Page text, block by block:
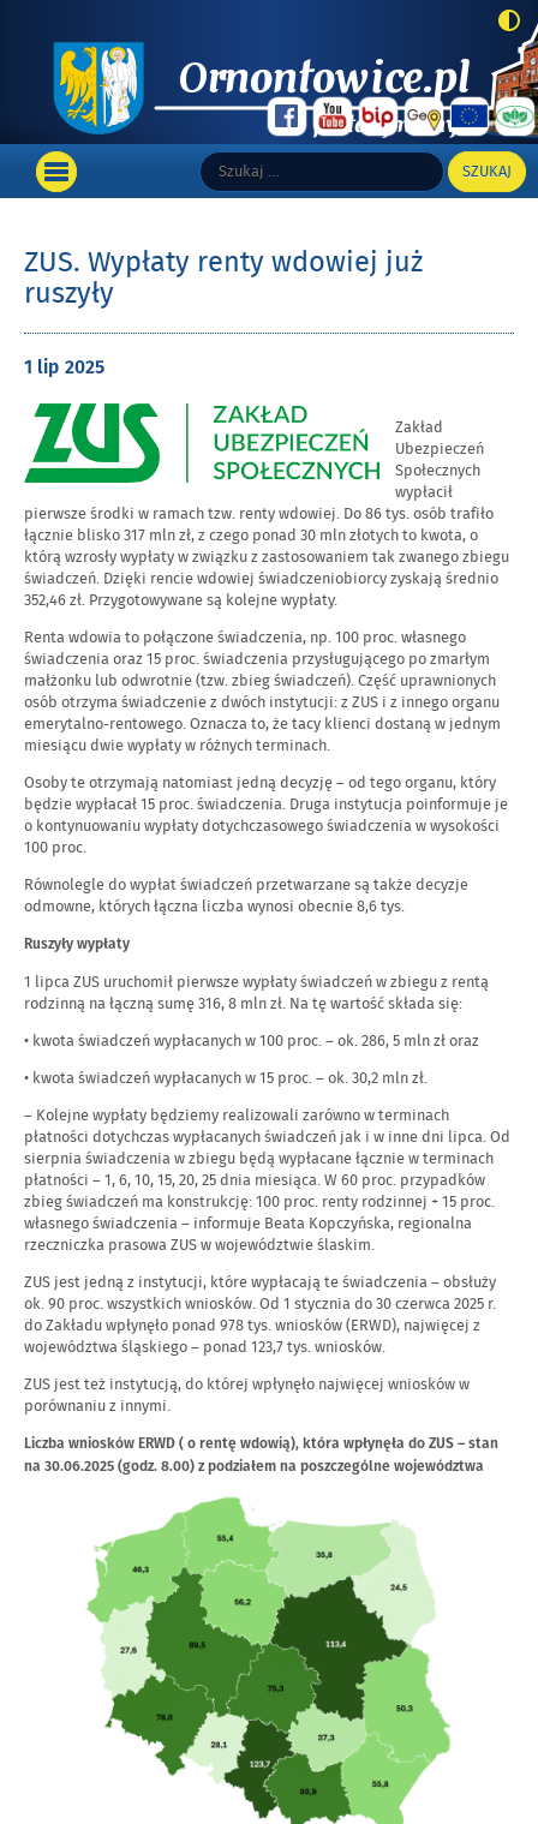
Portal informacyjny Gminy Ornontowice
Wyszukiwarka
Szukaj:
Top
MainOTWÓRZ
MENU
ZUS. Wypłaty renty wdowiej już
ruszyły
Opublikowano
dniu
1 lip 2025
Zakład
Ubezpieczeń
Społecznych
wypłacił
pierwsze środki w ramach tzw. renty wdowiej. Do 86 tys. osób trafiło
łącznie blisko 317 mln zł, z czego ponad 30 mln złotych to kwota, o
którą wzrosły wypłaty w związku z zastosowaniem tak zwanego zbiegu
świadczeń. Dzięki rencie wdowiej świadczeniobiorcy zyskają średnio
352,46 zł. Przygotowywane są kolejne wypłaty.
Renta wdowia to połączone świadczenia, np. 100 proc. własnego
świadczenia oraz 15 proc. świadczenia przysługującego po zmarłym
małżonku lub odwrotnie (tzw. zbieg świadczeń). Część uprawnionych
osób otrzyma świadczenie z dwóch instytucji: z ZUS i z innego organu
emerytalno-rentowego. Oznacza to, że tacy klienci dostaną w jednym
miesiącu dwie wypłaty w różnych terminach.
Osoby te otrzymają natomiast jedną decyzję – od tego organu, który
będzie wypłacał 15 proc. świadczenia. Druga instytucja poinformuje je
o kontynuowaniu wypłaty dotychczasowego świadczenia w wysokości
100 proc.
Równolegle do wypłat świadczeń przetwarzane są także decyzje
odmowne, których łączna liczba wynosi obecnie 8,6 tys.
Ruszyły wypłaty
1 lipca ZUS uruchomił pierwsze wypłaty świadczeń w zbiegu z rentą
rodzinną na łączną sumę 316, 8 mln zł. Na tę wartość składa się:
• kwota świadczeń wypłacanych w 100 proc. – ok. 286, 5 mln zł oraz
• kwota świadczeń wypłacanych w 15 proc. – ok. 30,2 mln zł.
– Kolejne wypłaty będziemy realizowali zarówno w terminach
płatności dotychczas wypłacanych świadczeń jak i w inne dni lipca. Od
sierpnia świadczenia w zbiegu będą wypłacane łącznie w terminach
płatności – 1, 6, 10, 15, 20, 25 dnia miesiąca. W 60 proc. przypadków
zbieg świadczeń ma konstrukcję: 100 proc. renty rodzinnej + 15 proc.
własnego świadczenia – informuje Beata Kopczyńska, regionalna
rzeczniczka prasowa ZUS w województwie ślaskim.
ZUS jest jedną z instytucji, które wypłacają te świadczenia – obsłuży
ok. 90 proc. wszystkich wniosków. Od 1 stycznia do 30 czerwca 2025 r.
do Zakładu wpłynęło ponad 978 tys. wniosków (ERWD), najwięcej z
województwa śląskiego – ponad 123,7 tys. wniosków.
ZUS jest też instytucją, do której wpłynęło najwięcej wniosków w
porównaniu z innymi.
Liczba wniosków ERWD ( o rentę wdowią), która wpłynęła do ZUS – stan
na 30.06.2025 (godz. 8.00) z podziałem na poszczególne województwa